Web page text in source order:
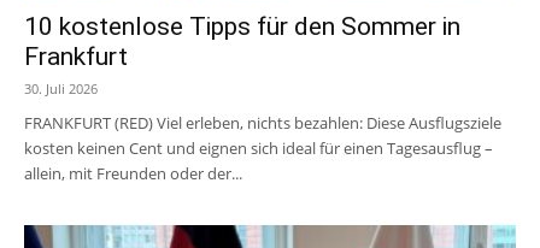
10 kostenlose Tipps für den Sommer in
Frankfurt
30. Juli 2026
FRANKFURT (RED) Viel erleben, nichts bezahlen: Diese Ausflugsziele
kosten keinen Cent und eignen sich ideal für einen Tagesausflug –
allein, mit Freunden oder der...